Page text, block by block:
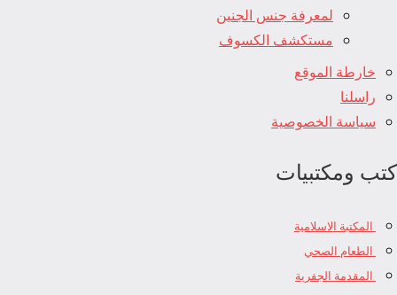
لمعرفة جنس الجنين
مستكشف الكسوف
خارطة الموقع
راسلنا
سياسة الخصوصية
كتب ومكتبيات
المكتبة الاسلامية
الطعام الصحي
المقدمة الجفرية